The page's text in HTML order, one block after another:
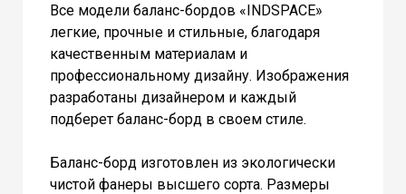
Все модели баланс-бордов «INDSPACE»
легкие, прочные и стильные, благодаря
качественным материалам и
профессиональному дизайну. Изображения
разработаны дизайнером и каждый
подберет баланс-борд в своем стиле.
Баланс-борд изготовлен из экологически
чистой фанеры высшего сорта. Размеры